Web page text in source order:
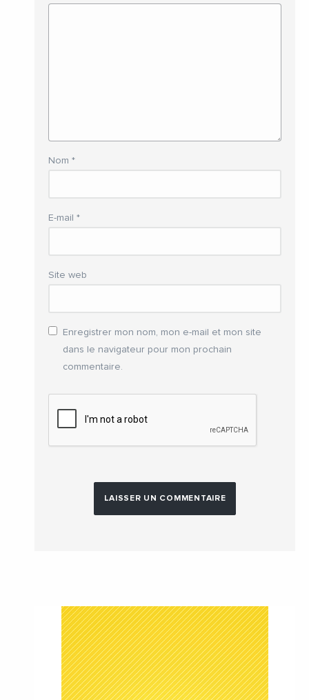
Nom *
E-mail *
Site web
Enregistrer mon nom, mon e-mail et mon site
dans le navigateur pour mon prochain
commentaire.